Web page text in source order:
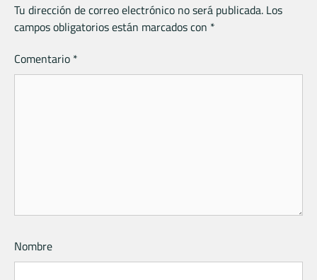
Tu dirección de correo electrónico no será publicada. Los
campos obligatorios están marcados con *
Comentario *
Nombre